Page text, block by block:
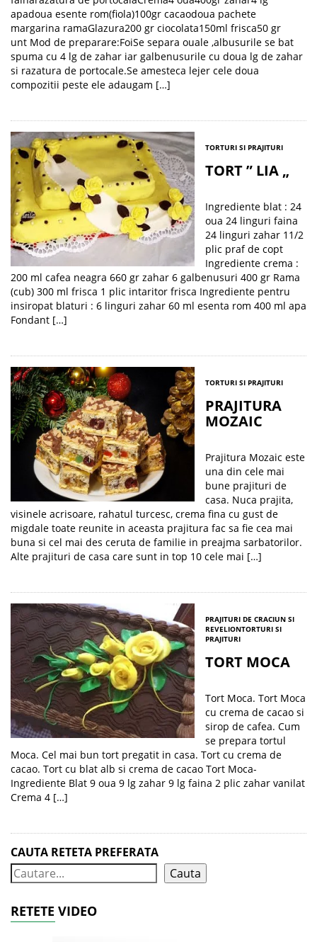
apadoua esente rom(fiola)100gr cacaodoua pachete
margarina ramaGlazura200 gr ciocolata150ml frisca50 gr
unt Mod de preparare:FoiSe separa ouale ,albusurile se bat
spuma cu 4 lg de zahar iar galbenusurile cu doua lg de zahar
si razatura de portocale.Se amesteca lejer cele doua
compozitii peste ele adaugam […]
TORTURI SI PRAJITURI
TORT ” LIA „
Ingrediente blat : 24
oua 24 linguri faina
24 linguri zahar 11/2
plic praf de copt
Ingrediente crema :
200 ml cafea neagra 660 gr zahar 6 galbenusuri 400 gr Rama
(cub) 300 ml frisca 1 plic intaritor frisca Ingrediente pentru
insiropat blaturi : 6 linguri zahar 60 ml esenta rom 400 ml apa
Fondant […]
TORTURI SI PRAJITURI
PRAJITURA
MOZAIC
Prajitura Mozaic este
una din cele mai
bune prajituri de
casa. Nuca prajita,
visinele acrisoare, rahatul turcesc, crema fina cu gust de
migdale toate reunite in aceasta prajitura fac sa fie cea mai
buna si cel mai des ceruta de familie in preajma sarbatorilor.
Alte prajituri de casa care sunt in top 10 cele mai […]
PRAJITURI DE CRACIUN SI
REVELIONTORTURI SI
PRAJITURI
TORT MOCA
Tort Moca. Tort Moca
cu crema de cacao si
sirop de cafea. Cum
se prepara tortul
Moca. Cel mai bun tort pregatit in casa. Tort cu crema de
cacao. Tort cu blat alb si crema de cacao Tort Moca-
Ingrediente Blat 9 oua 9 lg zahar 9 lg faina 2 plic zahar vanilat
Crema 4 […]
CAUTA RETETA PREFERATA
Cauta
RETETE VIDEO